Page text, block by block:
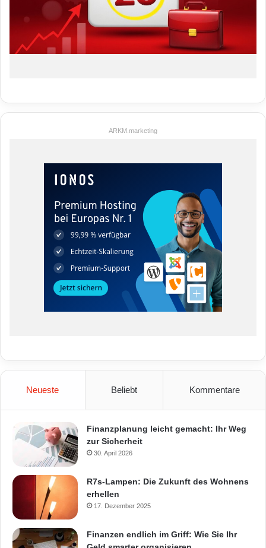
ARKM.marketing
Neueste Beliebt Kommentare
Finanzplanung leicht gemacht: Ihr Weg
zur Sicherheit
30. April 2026
R7s-Lampen: Die Zukunft des Wohnens
erhellen
17. Dezember 2025
Finanzen endlich im Griff: Wie Sie Ihr